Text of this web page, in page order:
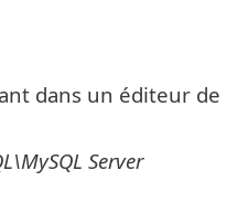
dans un éditeur de
Server